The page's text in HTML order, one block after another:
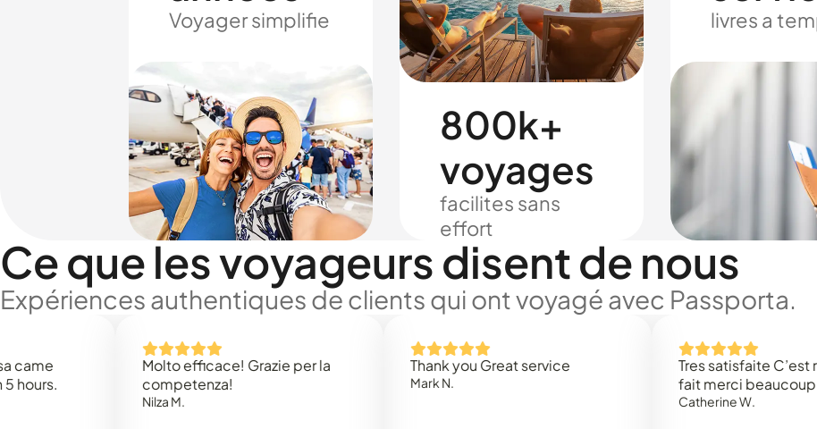
Voyager simplifie
800k+
voyages
facilites sans
effort
livres a
Ce que les voyageurs disent de nous
Expériences authentiques de clients qui ont voyagé avec Passporta.
Molto efficace! Grazie per la
competenza!
Thank you Great service
Tres satisfaite C’est
fait merci beaucoup
Catherine W.